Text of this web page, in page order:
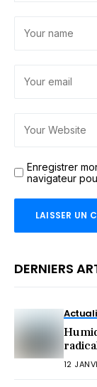
Enregistrer
navigateur
DERNIERS
12